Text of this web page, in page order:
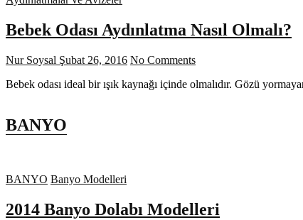
Bebek Odası Aydınlatma Nasıl Olmalı?
Nur Soysal Şubat 26, 2016 No Comments
Bebek odası ideal bir ışık kaynağı içinde olmalıdır. Gözü
BANYO
BANYO Banyo Modelleri
2014 Banyo Dolabı Modelleri